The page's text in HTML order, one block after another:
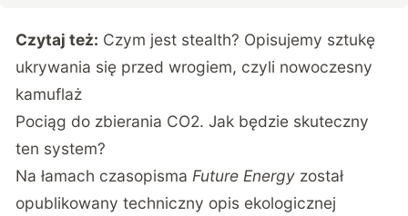
Czytaj też: Czym jest stealth? Opisujemy sztukę
ukrywania się przed wrogiem, czyli nowoczesny
kamuflaż
Pociąg do zbierania CO2. Jak będzie skuteczny
ten system?
Na łamach czasopisma Future Energy został
opublikowany techniczny opis ekologicznej